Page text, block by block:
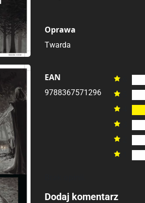
Oprawa
Twarda
EAN
9788367571296






Dodaj komentarz